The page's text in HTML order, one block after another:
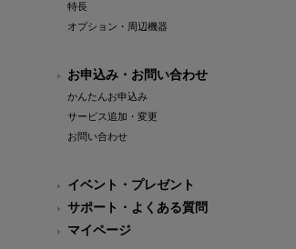
特長
オプション・周辺機器
お申込み・お問い合わせ
かんたんお申込み
サービス追加・変更
お問い合わせ
イベント・プレゼント
サポート・よくある質問
マイページ